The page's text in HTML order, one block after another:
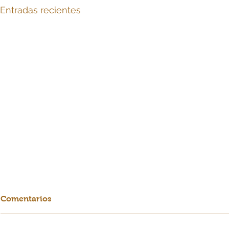
Entradas recientes
Comentarios